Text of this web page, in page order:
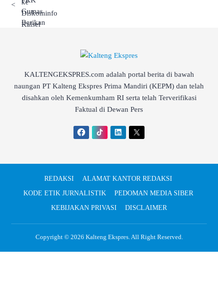
<
KALTENGEKSPRES.com adalah portal berita di bawah
naungan PT Kalteng Ekspres Prima Mandiri (KEPM) dan telah
disahkan oleh Kemenkumham RI serta telah Terverifikasi
Faktual di Dewan Pers
REDAKSI
ALAMAT KANTOR REDAKSI
KODE ETIK JURNALISTIK
PEDOMAN MEDIA SIBER
KEBIJAKAN PRIVASI
DISCLAIMER
Copyright © 2026 Kalteng Ekspres. All Right Reserved.